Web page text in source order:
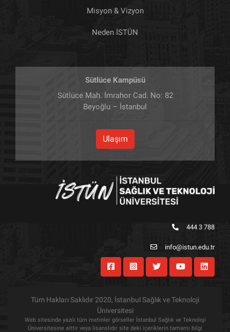
Misyon & Vizyon
Neden İSTÜN
Sütlüce Kampüsü
Sütlüce Mah. İmrahor Cad. No: 82
Beyoğlu – İstanbul
Ulaşım
444 3 788
info@istun.edu.tr
Tüm Hakları Saklıdır 2020, İstanbul Sağlık ve Teknoloji
Üniversitesi
Web sitesinde yazılı tüm metinler görseller İstanbul Sağlık ve Teknoloji
Üniversitesine aittir veya lisanslıdır site deki içeriklerin tamamı bilgi